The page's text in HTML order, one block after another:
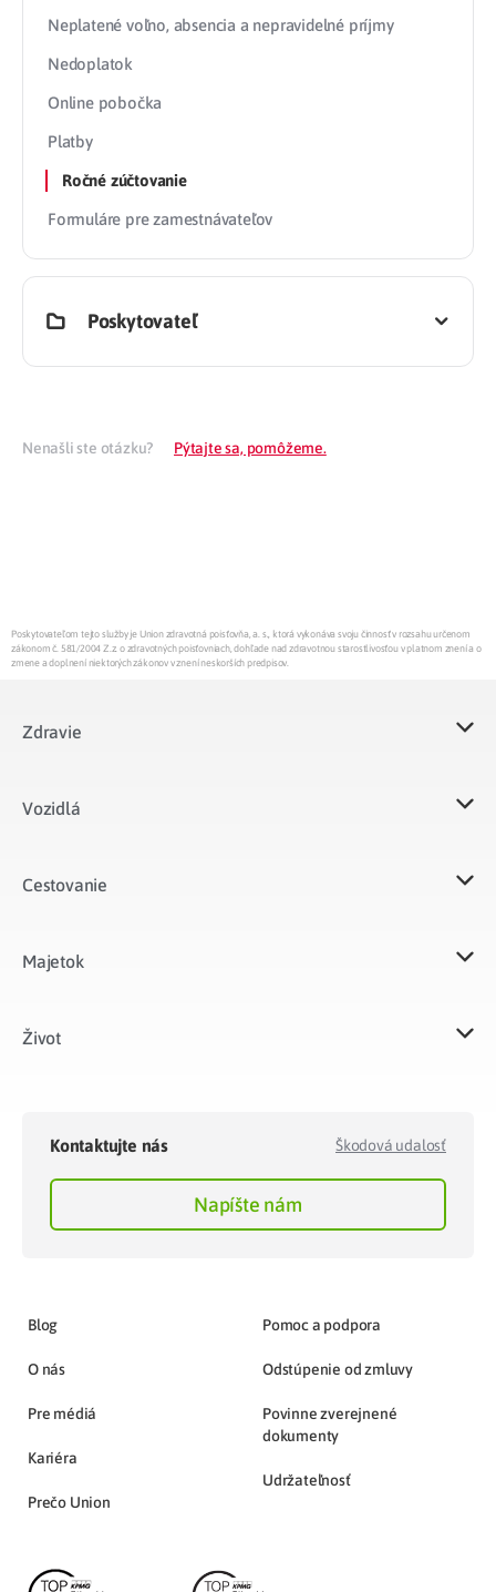
Neplatené voľno, absencia a nepravidelné príjmy
Nedoplatok
Online pobočka
Platby
Ročné zúčtovanie
Formuláre pre zamestnávateľov
Poskytovateľ
Nenašli ste otázku? Pýtajte sa, pomôžeme.
Poskytovateľom tejto služby je Union zdravotná poisťovňa, a. s., ktorá vykonáva svoju činnosť v rozsahu určenom
zákonom č. 581/2004 Z.z. o zdravotných poisťovniach, dohľade nad zdravotnou starostlivosťou v platnom znení a o
zmene a doplnení niektorých zákonov v znení neskorších predpisov.
Zdravie
Vozidlá​
Cestovanie
Majetok​
Život​
Kontaktujte nás Škodová udalosť
Napíšte nám
Blog
O nás
Pre médiá
Kariéra
Prečo Union
Pomoc a podpora
Odstúpenie od zmluvy
Povinne zverejnené
dokumenty
Udržateľnosť